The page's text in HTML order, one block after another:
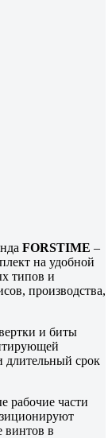
FORSTIME –
на удобной
типов и
производства,
и биты
длительный срок
рабочие части
винтов в